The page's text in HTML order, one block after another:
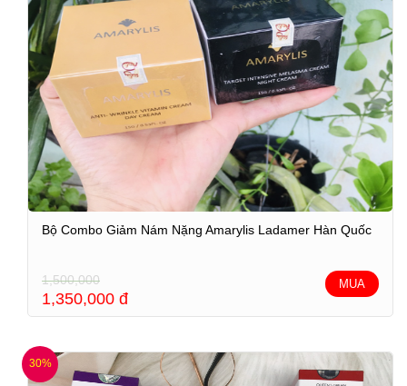
Bộ Combo Giảm Nám Nặng Amarylis Ladamer Hàn Quốc
1,500,000
1,350,000 đ
MUA
30%